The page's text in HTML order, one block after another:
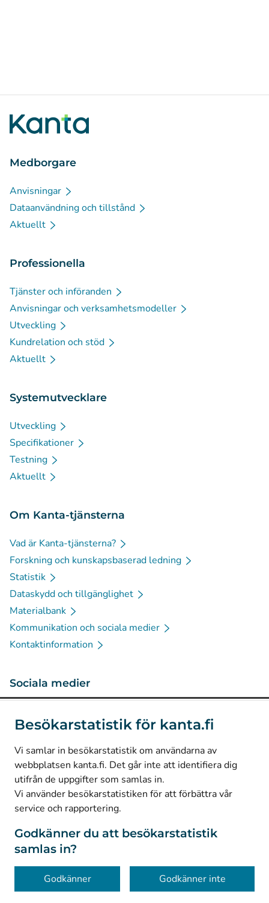
Besökarstatistik för kanta.fi
Vi samlar in besökarstatistik om användarna av
webbplatsen kanta.fi. Det går inte att identifiera dig
utifrån de uppgifter som samlas in.
Vi använder besökarstatistiken för att förbättra vår
service och rapportering.
Godkänner du att besökarstatistik
samlas in?
Godkänner Godkänner inte
Medborgare
Anvisningar
Dataanvändning och tillstånd
Aktuellt
Professionella
Tjänster och införanden
Anvisningar och verksamhetsmodeller
Utveckling
Kundrelation och stöd
Aktuellt
Systemutvecklare
Utveckling
Specifikationer
Testning
Aktuellt
Om Kanta-tjänsterna
Vad är Kanta-tjänsterna?
Forskning och kunskapsbaserad ledning
Statistik
Dataskydd och tillgänglighet
Materialbank
Kommunikation och sociala medier
Kontaktinformation
Sociala medier
LinkedIn(Avautuu uuteen välilehteen)
Facebook
Avautuu uuteen välilehteen)
© Kanta-Palvelut, Kansaneläkelaitos
Dataskydd
Om webbplatsen
Tillgänglighet
Kakor